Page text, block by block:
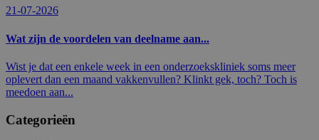
21-07-2026
Wat zijn de voordelen van deelname aan...
Wist je dat een enkele week in een onderzoekskliniek soms meer
oplevert dan een maand vakkenvullen? Klinkt gek, toch? Toch is
meedoen aan...
Categorieën